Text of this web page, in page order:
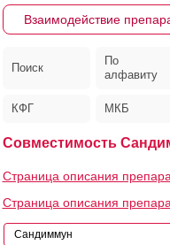
Взаимодействие
Поиск
По
алфавиту
КФГ МКБ
Совместимость
Страница описания
Страница описания